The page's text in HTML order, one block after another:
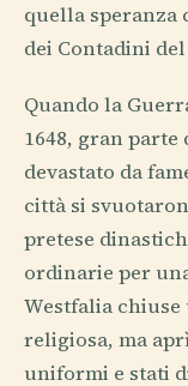
quella speranza
dei Contadini del
Quando la
1648, gran parte
devastato da
città si
pretese
ordinarie per
Westfalia
religiosa, ma
uniformi e stati